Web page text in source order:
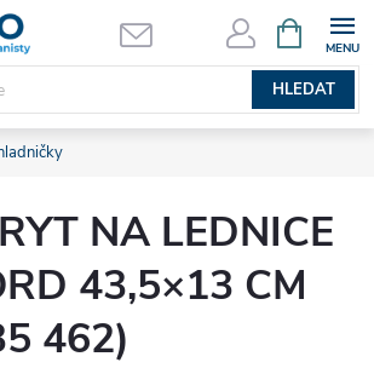
HLEDAT
NÁKUPNÍ
KOŠÍK
NA LEDNICE
43,5×13 CM
462)